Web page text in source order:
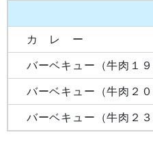
カ レ ー
バーベキュー（牛肉１９
バーベキュー（牛肉２０
バーベキュー（牛肉２３